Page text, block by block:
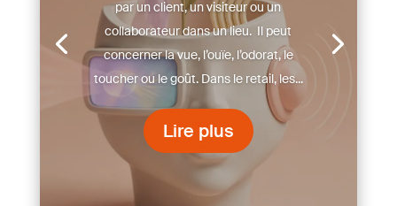
par un client, un visiteur ou un
collaborateur dans un lieu. Il peut
concerner la vue, l’ouïe, l’odorat, le
toucher ou le goût. Dans le retail, les...
Lire plus